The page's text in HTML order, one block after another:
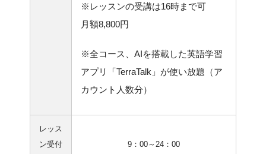
※レッスンの受講は16時まで可
月額8,800円
※全コース、AIを搭載した英語学習
アプリ「TerraTalk」が使い放題（ア
カウント人数分）
レッス
ン受付
9：00～24：00